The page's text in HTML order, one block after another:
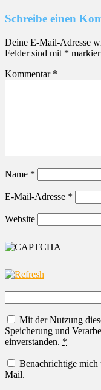
Schreibe einen
Deine E-Mail-Adresse
Felder sind mit *
Kommentar *
Name *
E-Mail-Adresse *
Website
Mit der Nutzung
Speicherung und
einverstanden. *
Benachrichtige mich
Mail.